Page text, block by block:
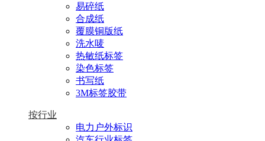
易碎纸
合成纸
覆膜铜版纸
洗水唛
热敏纸标签
染色标签
书写纸
3M标签胶带
按行业
电力户外标识